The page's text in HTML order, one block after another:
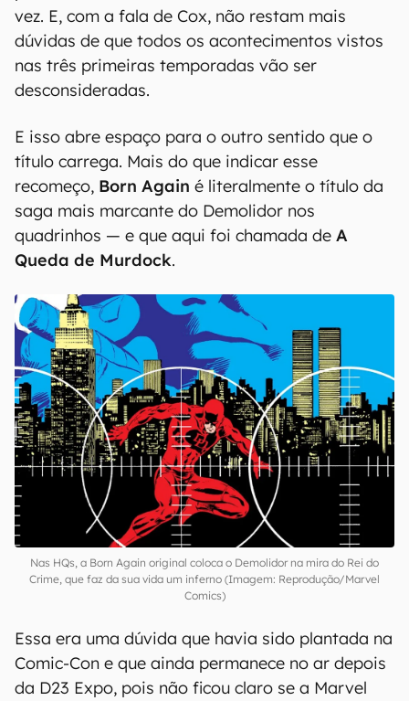
vez. E, com a fala de Cox, não restam mais
dúvidas de que todos os acontecimentos vistos
nas três primeiras temporadas vão ser
desconsideradas.
E isso abre espaço para o outro sentido que o
título carrega. Mais do que indicar esse
recomeço, Born Again é literalmente o título da
saga mais marcante do Demolidor nos
quadrinhos — e que aqui foi chamada de A
Queda de Murdock.
Nas HQs, a Born Again original coloca o Demolidor na mira do Rei do
Crime, que faz da sua vida um inferno (Imagem: Reprodução/Marvel
Comics)
Essa era uma dúvida que havia sido plantada na
Comic-Con e que ainda permanece no ar depois
da D23 Expo, pois não ficou claro se a Marvel